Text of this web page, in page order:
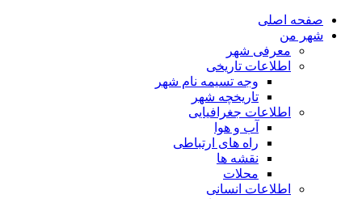
صفحه اصلی
شهر من
معرفی شهر
اطلاعات تاریخی
وجه تسیمه نام شهر
تاریخچه شهر
اطلاعات جغرافیایی
آب و هوا
راه های ارتباطی
نقشه ها
محلات
اطلاعات انسانی